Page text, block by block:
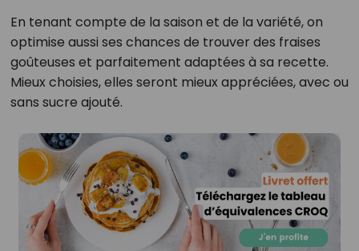
En tenant compte de la saison et de la variété, on
optimise aussi ses chances de trouver des fraises
goûteuses et parfaitement adaptées à sa recette.
Mieux choisies, elles seront mieux appréciées, avec ou
sans sucre ajouté.